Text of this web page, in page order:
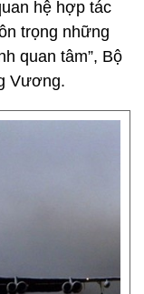
hệ hợp tác
trọng những
quan tâm”, Bộ
Vương.